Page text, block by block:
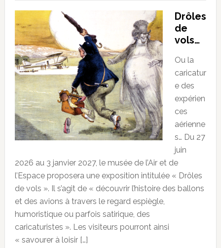
Drôles
de
vols…
Ou la
caricatur
e des
expérien
ces
aérienne
s… Du 27
juin
2026 au 3 janvier 2027, le musée de l’Air et de
l’Espace proposera une exposition intitulée « Drôles
de vols ». Il s’agit de « découvrir l’histoire des ballons
et des avions à travers le regard espiègle,
humoristique ou parfois satirique, des
caricaturistes ». Les visiteurs pourront ainsi
« savourer à loisir […]